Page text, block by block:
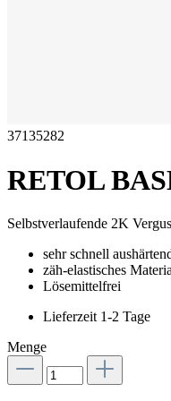
37135282
RETOL
Selbstverlaufende 2K
sehr schnell
zäh-elastisches
Lösemittelfrei
Lieferzeit 1-2 Tage
Menge